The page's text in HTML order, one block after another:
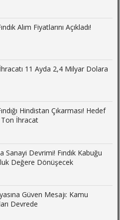
Alım Fiyatlarını Açıkladı!
İhracatı 11 Ayda 2,4 Milyar Dolara
Hindistan Çıkarması! Hedef
İhracat
Sanayi Devrimi! Fındık Kabuğu
Değere Dönüşecek
Güven Mesajı: Kamu
Devrede